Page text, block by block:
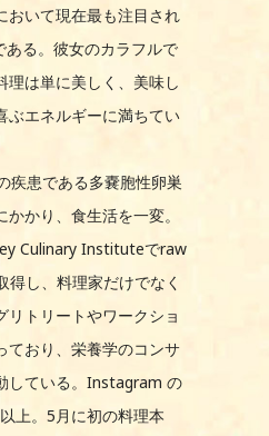
おいて現在最も注目され
ある。彼女のカラフルで
理は単に美しく、美味し
ぶエネルギーに満ちてい
疾患である多嚢胞性卵巣
かり、食生活を一変。
Culinary Instituteでraw
し、料理家だけでなく
リトリートやワークショ
ており、栄養学のコンサ
している。Instagram の
上。5月に初の料理本